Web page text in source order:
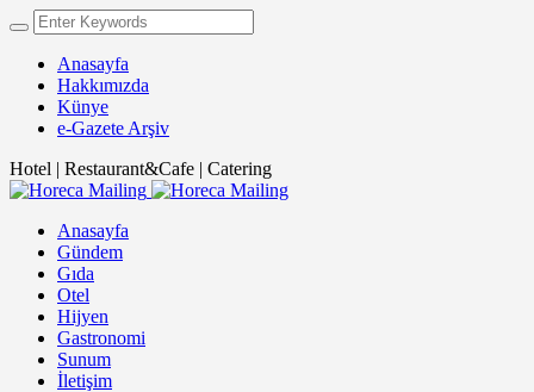
Anasayfa
Hakkımızda
Künye
e-Gazete Arşiv
Hotel | Restaurant&Cafe | Catering
Anasayfa
Gündem
Gıda
Otel
Hijyen
Gastronomi
Sunum
İletişim